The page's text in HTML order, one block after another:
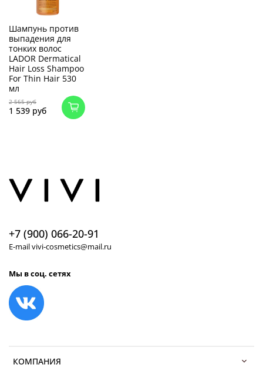
Шампунь против
выпадения для
тонких волос
LADOR Dermatical
Hair Loss Shampoo
For Thin Hair 530
мл
2 565 руб
1 539 руб
КОМПАНИЯ
+7 (900) 066-20-91
E-mail vivi-cosmetics@mail.ru
Мы в соц. сетях